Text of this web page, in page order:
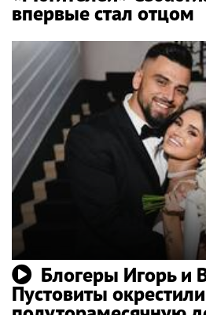
впервые стал отцом
Блогеры Игорь и
Пустовиты окрестили